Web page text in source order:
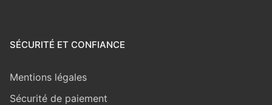
SÉCURITÉ ET CONFIANCE
Mentions légales
Sécurité de paiement